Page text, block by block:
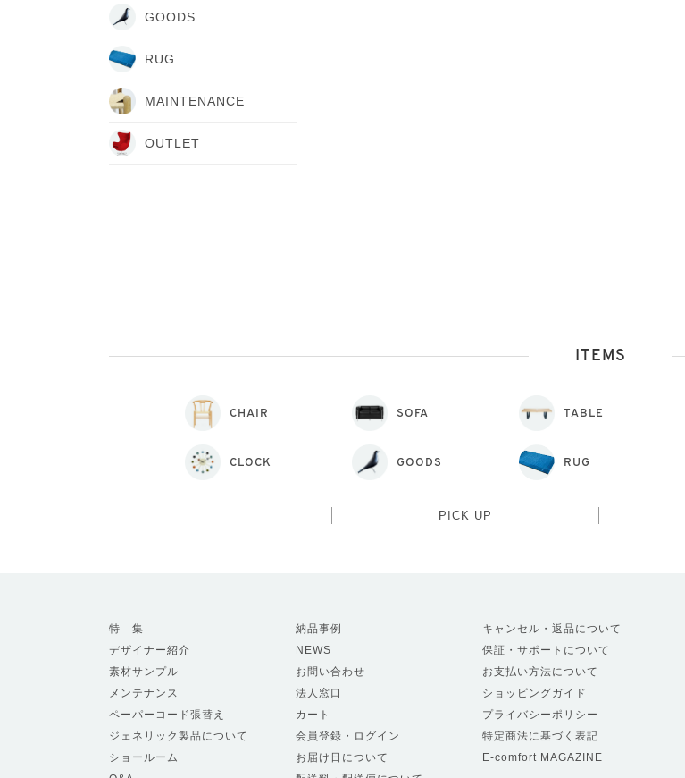
GOODS
RUG
MAINTENANCE
OUTLET
ITEMS
CHAIR SOFA TABLE
CLOCK GOODS RUG
PICK UP
特 集
デザイナー紹介
素材サンプル
メンテナンス
ペーパーコード張替え
ジェネリック製品について
ショールーム
納品事例
NEWS
お問い合わせ
法人窓口
カート
会員登録・ログイン
お届け日について
キャンセル・返品について
保証・サポートについて
お支払い方法について
ショッピングガイド
プライバシーポリシー
特定商法に基づく表記
E-comfort MAGAZINE